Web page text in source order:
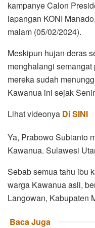
kampanye Calon
lapangan KONI
malam (05/02/2024).
Meskipun hujan deras
menghalangi
mereka sudah
Kawanua ini sejak
Lihat videonya Di SINI
Ya, Prabowo Subianto
Kawanua. Sulawesi
Sebab semua tahu ibu
warga Kawanua asli,
Langowan, Kabupaten
Baca Juga